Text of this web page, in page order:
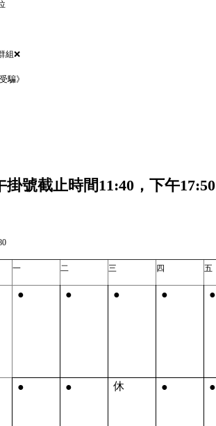
組❌
騙》
掛號截止時間11:40，下午17:50
一 二 三 四 五
● ● ● ● ●
● ● 休 ● ●